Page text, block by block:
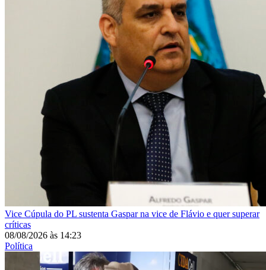
Vice Cúpula do PL sustenta Gaspar na vice de Flávio e quer superar
críticas
08/08/2026 às 14:23
Política